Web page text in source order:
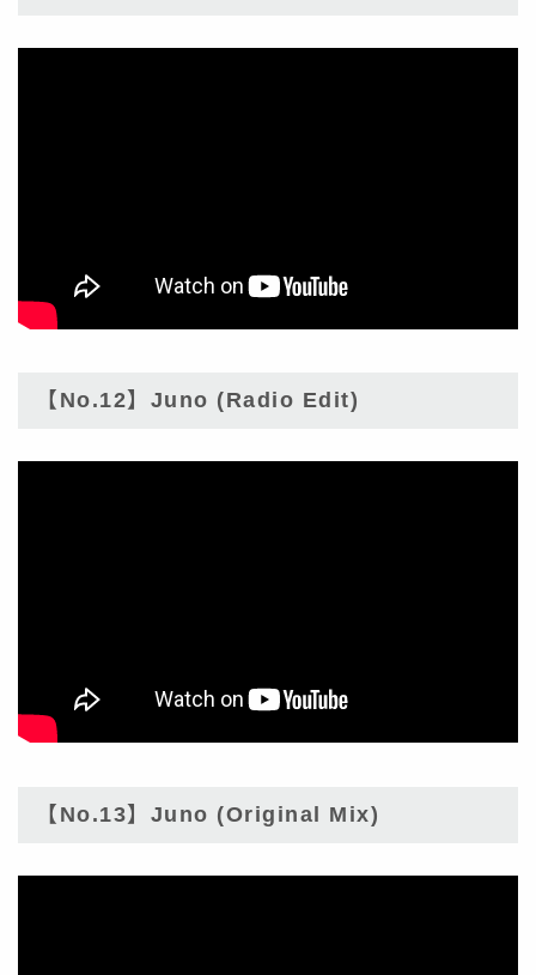
【No.12】Juno (Radio Edit)
【No.13】Juno (Original Mix)